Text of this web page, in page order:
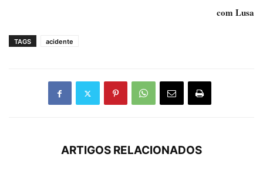
com Lusa
TAGS acidente
ARTIGOS RELACIONADOS